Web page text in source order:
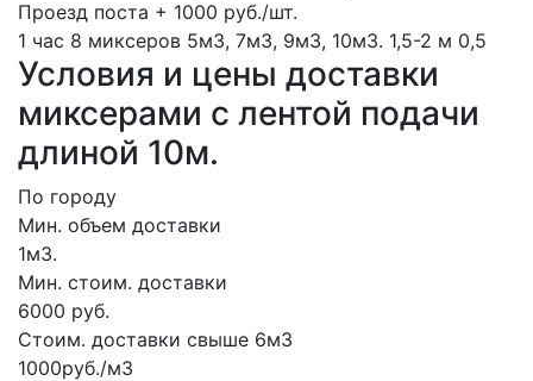
Проезд поста + 1000 руб./шт.
1 час 8 миксеров 5м3, 7м3, 9м3, 10м3. 1,5-2 м 0,5
Условия и цены доставки
миксерами с лентой подачи
длиной 10м.
По городу
Мин. объем доставки
1м3.
Мин. стоим. доставки
6000 руб.
Стоим. доставки свыше 6м3
1000руб./м3